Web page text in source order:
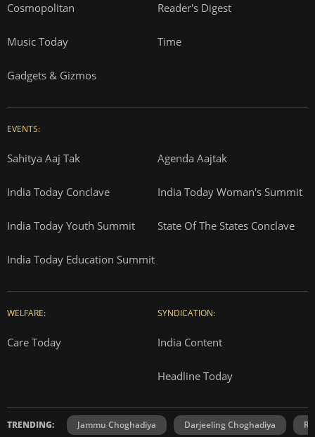
Cosmopolitan Reader's Digest
Music Today Time
Gadgets & Gizmos
EVENTS:
Sahitya Aaj Tak Agenda Aajtak
India Today Conclave India Today Woman's Summit
India Today Youth Summit State Of The States Conclave
India Today Education Summit
WELFARE:
Care Today
SYNDICATION:
India Content
Headline Today
TRENDING: Jammu Choghadiya Darjeeling Choghadiya